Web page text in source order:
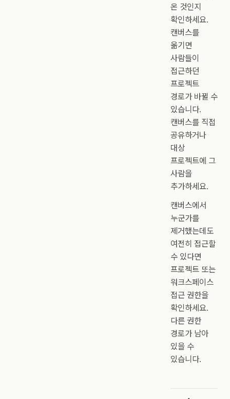
온 것인지
확인하세요.
캔버스를
옮기면
사람들이
접근하던
프로젝트
경로가 바뀔 수
있습니다.
캔버스를 직접
공유하거나
대상
프로젝트에 그
사람을
추가하세요.
캔버스에서
누군가를
제거했는데도
여전히 접근할
수 있다면
프로젝트 또는
워크스페이스
접근 권한을
확인하세요.
다른 권한
경로가 남아
있을 수
있습니다.